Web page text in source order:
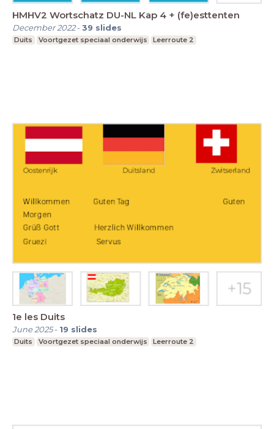
HMHV2 Wortschatz DU-NL Kap 4 + (fe)esttenten
December 2022-39 slides
Duits Voortgezet speciaal onderwijs Leerroute 2
1e les Duits
June 2025- 19 slides
Duits Voortgezet speciaal onderwijs Leerroute 2